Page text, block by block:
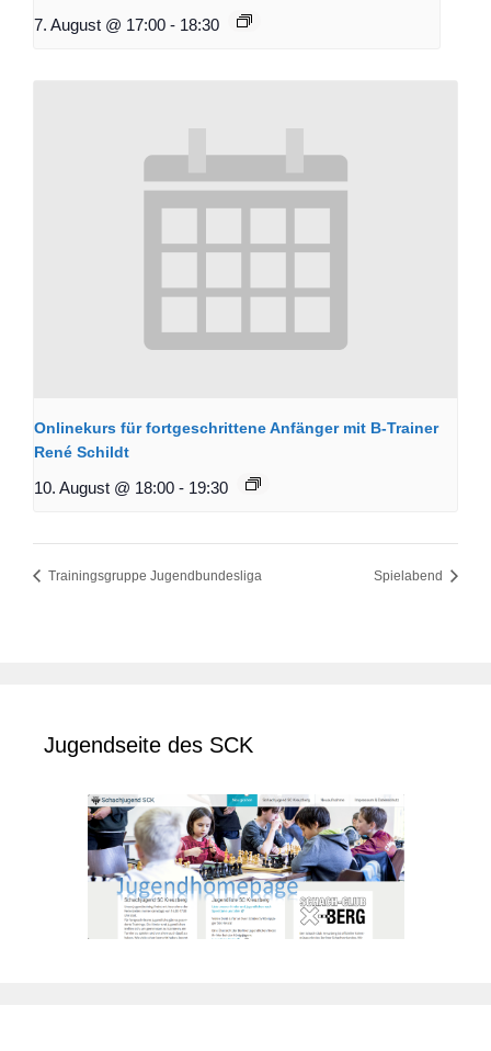
7. August @ 17:00 - 18:30
Onlinekurs für fortgeschrittene Anfänger mit B-Trainer
René Schildt
10. August @ 18:00 - 19:30
Trainingsgruppe Jugendbundesliga Spielabend
Jugendseite des SCK